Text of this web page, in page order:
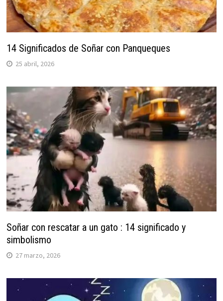
14 Significados de Soñar con Panqueques
25 abril, 2026
Soñar con rescatar a un gato : 14 significado y
simbolismo
27 marzo, 2026